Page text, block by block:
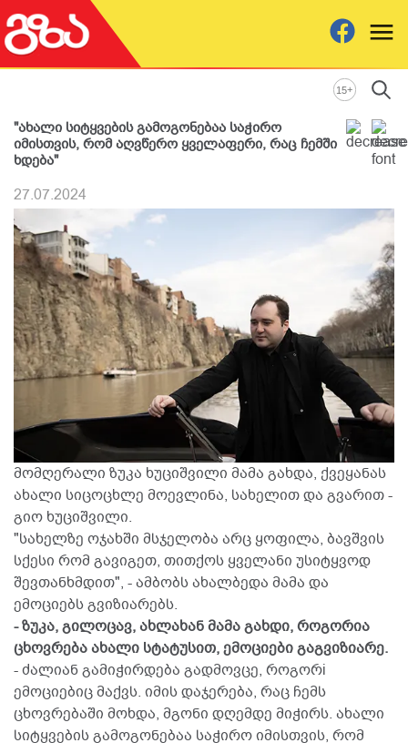
15+
"ახალი სიტყვების გამოგონებაა საჭირო
იმისთვის, რომ აღვწერო ყველაფერი, რაც ჩემში
ხდება"
27.07.2024
მომღერალი ზუკა ხუციშვილი მამა გახდა, ქვეყანას
ახალი სიცოცხლე მოევლინა, სახელით და გვარით -
გიო ხუციშვილი.
"სახელზე ოჯახში მსჯელობა არც ყოფილა, ბავშვის
სქესი რომ გავიგეთ, თითქოს ყველანი უსიტყვოდ
შევთანხმდით", - ამბობს ახალბედა მამა და
ემოციებს გვიზიარებს.
- ზუკა, გილოცავ, ახლახან მამა გახდი, როგორია
ცხოვრება ახალი სტატუსით, ემოციები გაგვიზიარე.
- ძალიან გამიჭირდება გადმოვცე, როგორi
ემოციებიც მაქვს. იმის დაჯერება, რაც ჩემს
ცხოვრებაში მოხდა, მგონი დღემდე მიჭირს. ახალი
სიტყვების გამოგონებაა საჭირო იმისთვის, რომ